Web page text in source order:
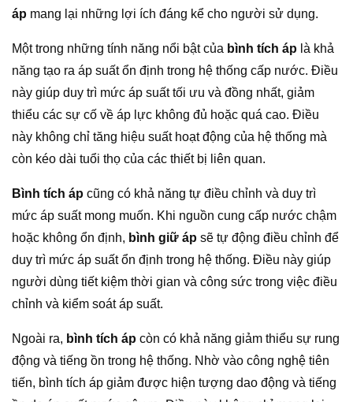
áp mang lại những lợi ích đáng kể cho người sử dụng.
Một trong những tính năng nổi bật của bình tích áp là khả
năng tạo ra áp suất ổn định trong hệ thống cấp nước. Điều
này giúp duy trì mức áp suất tối ưu và đồng nhất, giảm
thiểu các sự cố về áp lực không đủ hoặc quá cao. Điều
này không chỉ tăng hiệu suất hoạt động của hệ thống mà
còn kéo dài tuổi thọ của các thiết bị liên quan.
Bình tích áp cũng có khả năng tự điều chỉnh và duy trì
mức áp suất mong muốn. Khi nguồn cung cấp nước chậm
hoặc không ổn định, bình giữ áp sẽ tự động điều chỉnh để
duy trì mức áp suất ổn định trong hệ thống. Điều này giúp
người dùng tiết kiệm thời gian và công sức trong việc điều
chỉnh và kiểm soát áp suất.
Ngoài ra, bình tích áp còn có khả năng giảm thiểu sự rung
động và tiếng ồn trong hệ thống. Nhờ vào công nghệ tiên
tiến, bình tích áp giảm được hiện tượng dao động và tiếng